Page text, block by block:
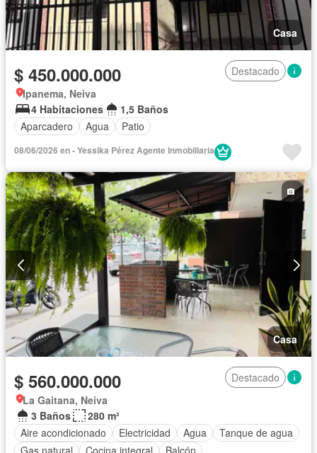
Casa
$ 450.000.000
Destacado
Ipanema, Neiva
4 Habitaciones
1,5 Baños
Aparcadero
Agua Patio
08/06/2026 en - Yessika Pérez Agente Inmobiliaria
Casa
$ 560.000.000
Destacado
La Gaitana, Neiva
3 Baños
280 m²
Aire acondicionado
Electricidad Agua
Tanque de agua